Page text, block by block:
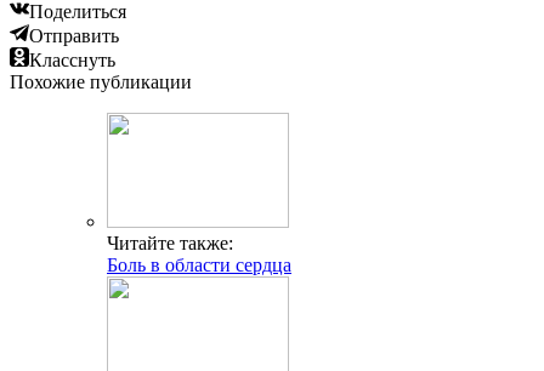
Поделиться
Отправить
Класснуть
Похожие публикации
Читайте также:
Боль в области сердца